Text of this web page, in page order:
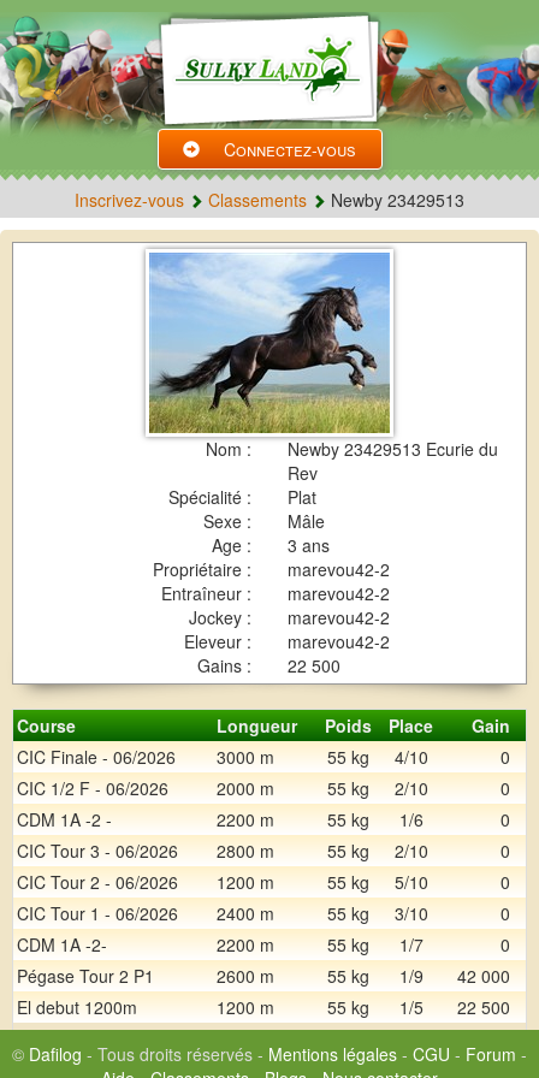
Connectez-vous
Inscrivez-vous Classements Newby 23429513
Nom :
Newby 23429513 Ecurie du
Rev
Spécialité :
Plat
Sexe :
Mâle
Age :
3 ans
Propriétaire :
marevou42-2
Entraîneur :
marevou42-2
Jockey :
marevou42-2
Eleveur :
marevou42-2
Gains :
22 500
Course Longueur Poids Place
Gain
CIC Finale - 06/2026
3000 m 55 kg 4/10 0
CIC 1/2 F - 06/2026
2000 m 55 kg 2/10 0
CDM 1A -2 -
2200 m 55 kg 1/6 0
CIC Tour 3 - 06/2026
2800 m 55 kg 2/10 0
CIC Tour 2 - 06/2026
1200 m 55 kg 5/10 0
CIC Tour 1 - 06/2026
2400 m 55 kg 3/10 0
CDM 1A -2-
2200 m 55 kg 1/7 0
Pégase Tour 2 P1
2600 m 55 kg 1/9 42 000
El debut 1200m
1200 m 55 kg 1/5 22 500
© Dafilog - Tous droits réservés - Mentions légales - CGU - Forum -